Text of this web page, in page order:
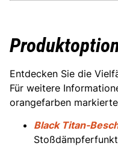
Entdecken Sie die
Für weitere
orangefarben
Black Titan-